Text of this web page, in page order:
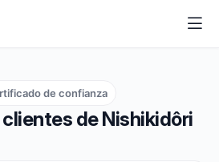
10
de Nishikidôri
de confianza